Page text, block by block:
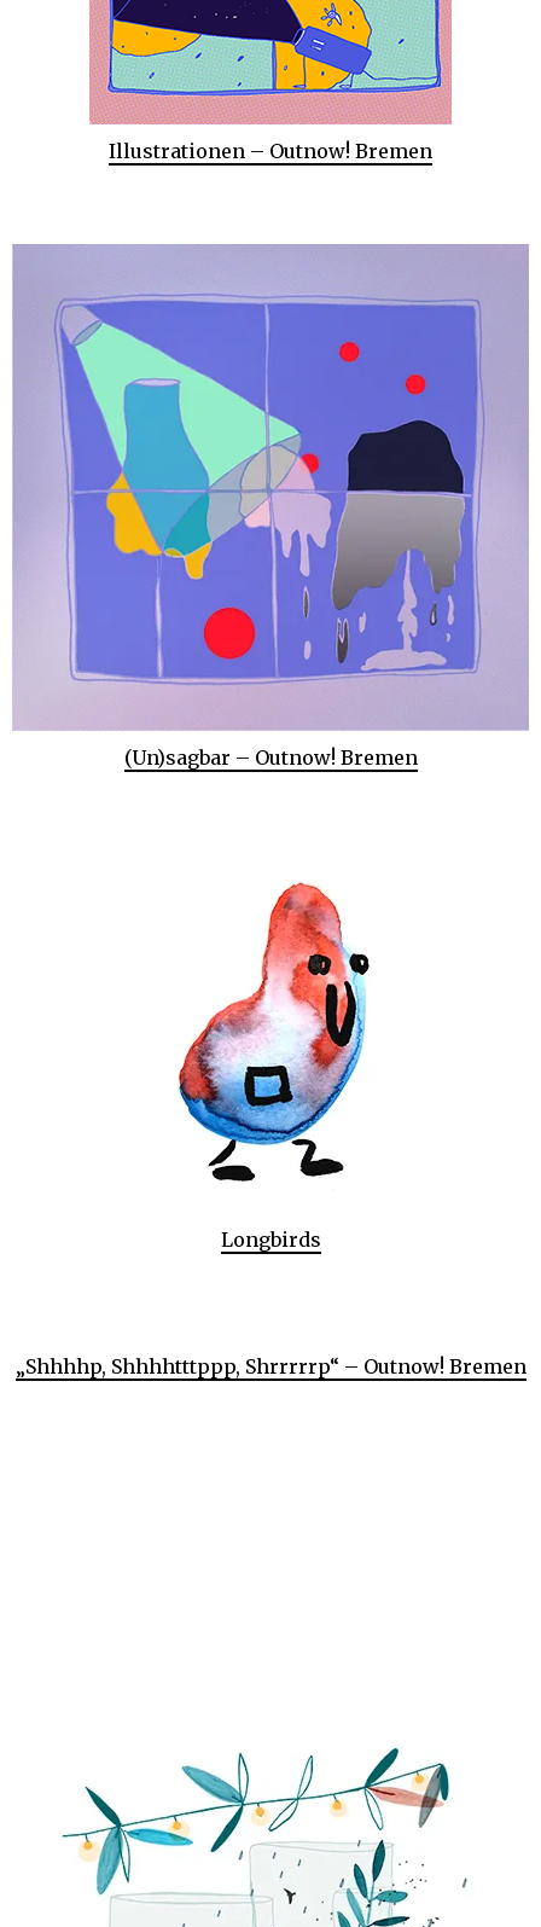
Illustrationen – Outnow! Bremen
(Un)sagbar – Outnow! Bremen
Longbirds
„Shhhhp, Shhhhtttppp, Shrrrrrp“ – Outnow! Bremen